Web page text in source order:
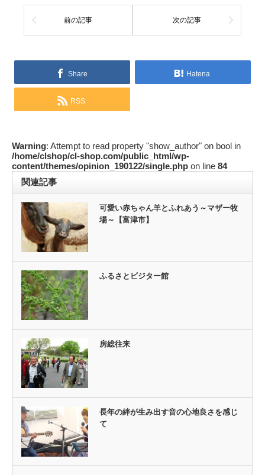
前の記事 次の記事
Share Hatena
RSS
Warning: Attempt to read property "show_author" on bool in
/home/clshop/cl-shop.com/public_html/wp-
content/themes/opinion_190122/single.php on line 84
関連記事
可愛い赤ちゃん羊とふれあう～マザー牧
場～【富津市】
ふるさとビジター館
房総往来
長年の絆が生み出す音の心地良さを感じ
て